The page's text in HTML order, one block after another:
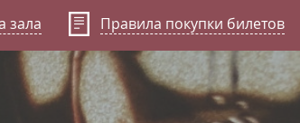
зала Правила покупки билетов